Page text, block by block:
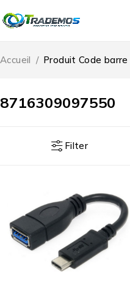
8716309097550
Accueil / Produit Code barre
Filter